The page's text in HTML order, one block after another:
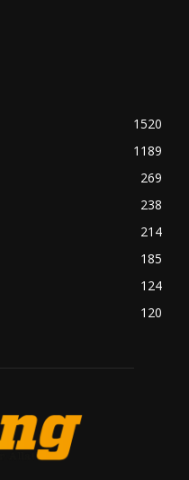
1520
1189
269
238
214
185
124
120